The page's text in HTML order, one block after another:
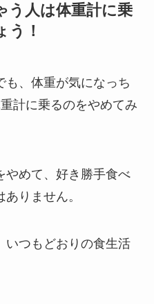
う人は体重計に乗
う！
も、体重が気になっち
計に乗るのをやめてみ
やめて、好き勝手食べ
りません。
いつもどおりの食生活